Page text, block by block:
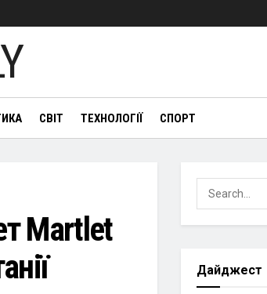
СВІТ ТЕХНОЛОГІЇ СПОРТ
Martlet
Дайджест